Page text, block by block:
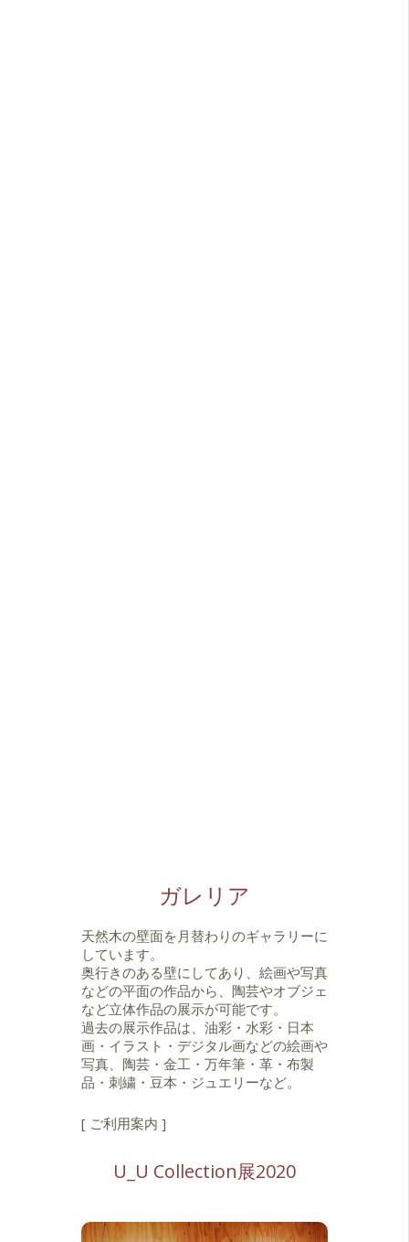
ガレリア
天然木の壁面を月替わりのギャラリーに
しています。
奥行きのある壁にしてあり、絵画や写真
などの平面の作品から、陶芸やオブジェ
など立体作品の展示が可能です。
過去の展示作品は、油彩・水彩・日本
画・イラスト・デジタル画などの絵画や
写真、陶芸・金工・万年筆・革・布製
品・刺繍・豆本・ジュエリーなど。
[ ご利用案内 ]
U_U Collection展2020